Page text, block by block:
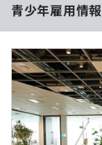
・新卒初期メン
る
・SaaS伸び盛り
・幅広いキャリ
・有名エンジニ
※新卒一律ではな
平日10:00-19:00/
上記のうち週20
シフト制で勤務
でインターン可
青少年雇用情報
過去３年間の新
前年度 採用者数
2年度前 採用者
3年度前 採用者